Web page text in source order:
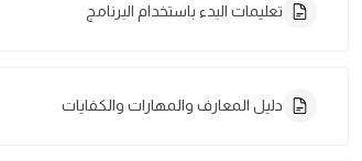
تعليمات البدء باستخدام البرنامج
دليل المعارف والمهارات والكفايات